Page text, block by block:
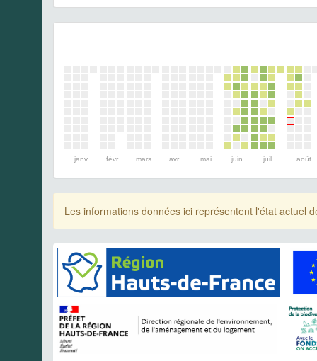
janv. févr. mars avr. mai juin juil. août
Les informations données ici représentent l'état actuel